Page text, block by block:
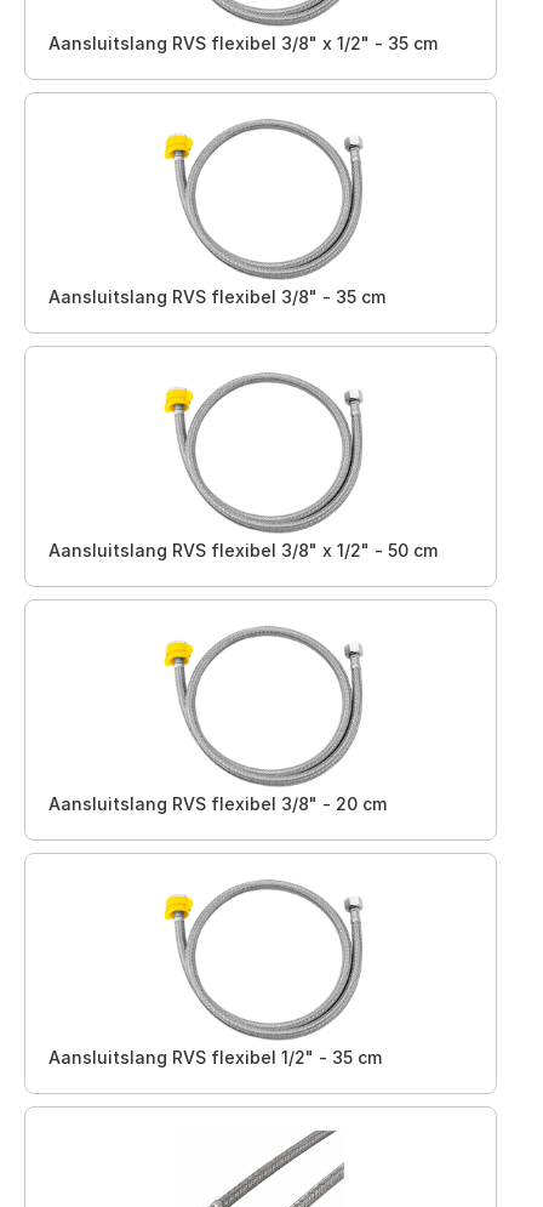
Aansluitslang RVS flexibel 3/8" x 1/2" - 35 cm
Aansluitslang RVS flexibel 3/8" - 35 cm
Aansluitslang RVS flexibel 3/8" x 1/2" - 50 cm
Aansluitslang RVS flexibel 3/8" - 20 cm
Aansluitslang RVS flexibel 1/2" - 35 cm